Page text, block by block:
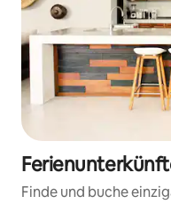
Finde und buche